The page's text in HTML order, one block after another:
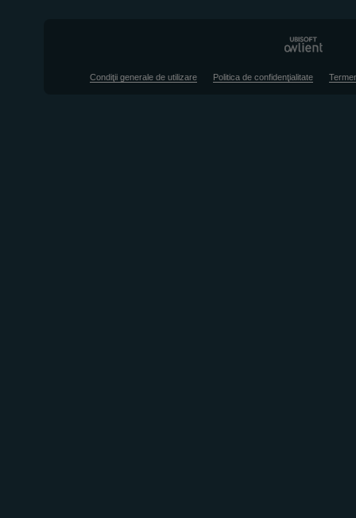
Condiţii generale de utilizare Politica de confidenţialitate